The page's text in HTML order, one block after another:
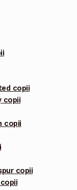
copii
copii
copii
copii